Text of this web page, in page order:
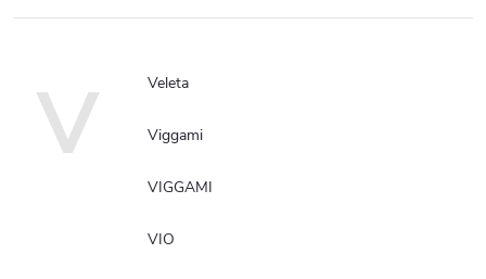
V Veleta
Viggami
VIGGAMI
VIO